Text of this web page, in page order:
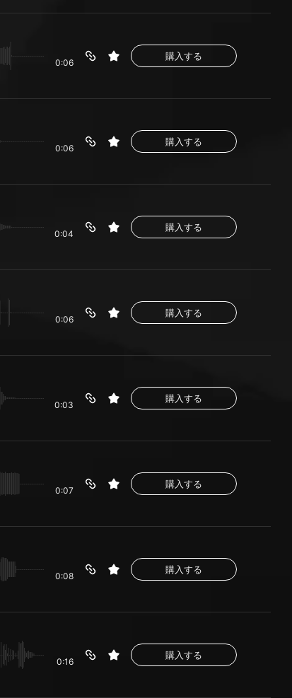
0:06
購入する
0:06
購入する
0:04
購入する
0:06
購入する
0:03
購入する
0:07
購入する
0:08
購入する
0:16
購入する